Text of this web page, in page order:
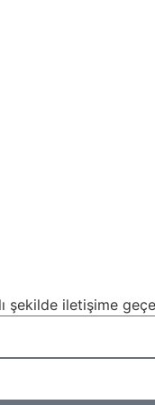
şekilde iletişime